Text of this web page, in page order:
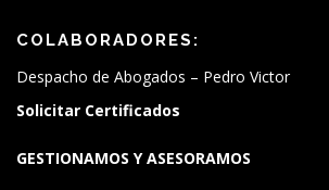
COLABORADORES:
Despacho de Abogados – Pedro Victor
Solicitar Certificados
GESTIONAMOS Y ASESORAMOS